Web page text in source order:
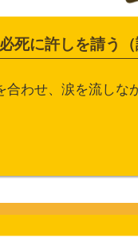
死に許しを請う
合わせ、涙を流しな